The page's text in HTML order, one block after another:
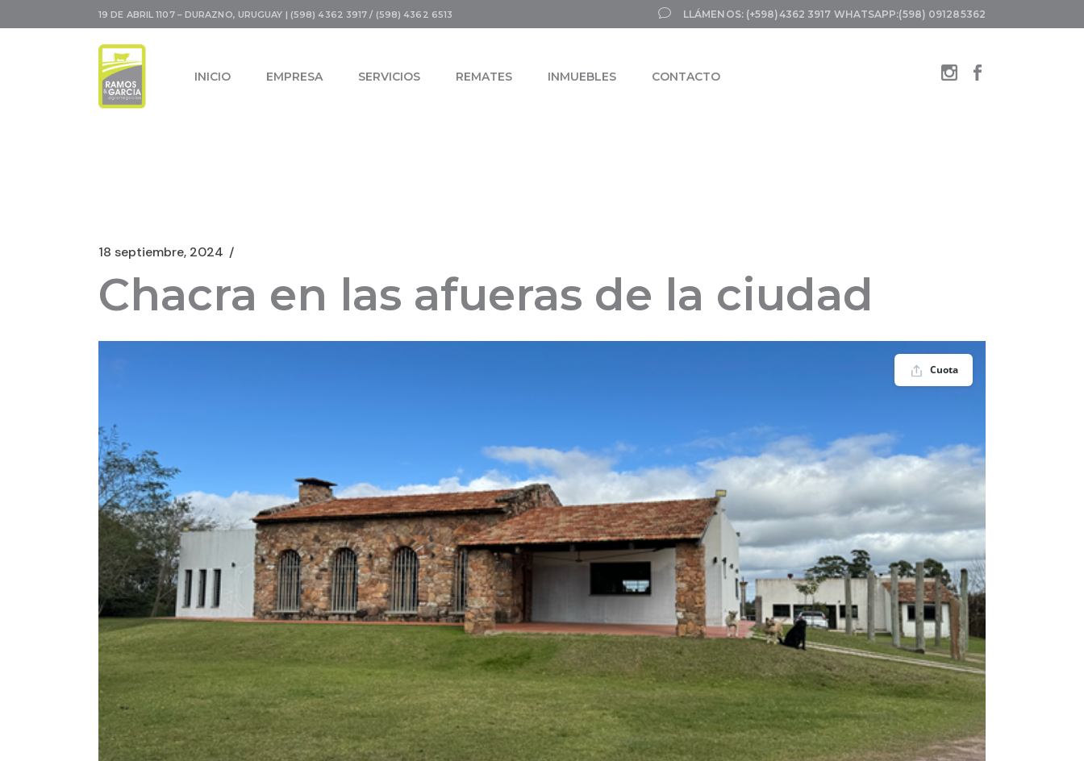
19 DE ABRIL 1107 – DURAZNO, URUGUAY | (598) 4362 3917 / (598) 4362 6513 LLÁMENOS: (+598)4362 3917 WHATSAPP:(598) 091285362
INICIO EMPRESA SERVICIOS REMATES INMUEBLES CONTACTO
18 septiembre, 2024
Chacra en las afueras de la ciudad
Cuota